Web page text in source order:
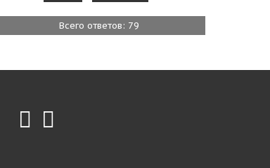
Всего ответов: 79